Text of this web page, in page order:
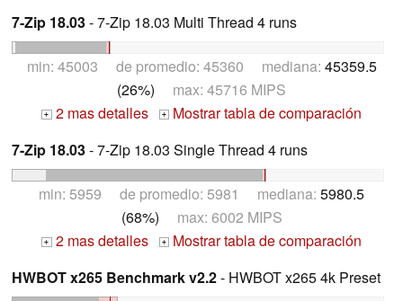
7-Zip 18.03- 7-Zip 18.03 Multi Thread 4 runs
min: 45003 de promedio: 45360 mediana: 45359.5
(26%) max: 45716 MIPS
+ 2 mas detalles +
Mostrar tabla de comparación
7-Zip 18.03- 7-Zip 18.03 Single Thread 4 runs
min: 5959 de promedio: 5981 mediana: 5980.5
(68%) max: 6002 MIPS
+ 2 mas detalles +
Mostrar tabla de comparación
HWBOT x265 Benchmark v2.2- HWBOT x265 4k Preset